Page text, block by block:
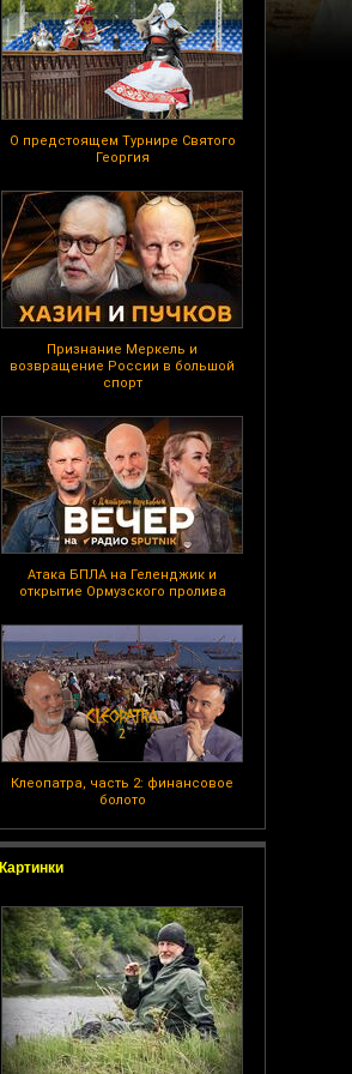
О предстоящем Турнире Святого
Георгия
Признание Меркель и
возвращение России в большой
спорт
Атака БПЛА на Геленджик и
открытие Ормузского пролива
Клеопатра, часть 2: финансовое
болото
Картинки